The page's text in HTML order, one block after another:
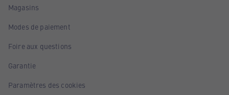
Magasins
Modes de paiement
Foire aux questions
Garantie
Paramètres des cookies